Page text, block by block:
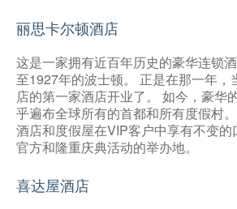
丽思卡尔顿酒店
这是一家拥有近百年历史的豪华连锁
至1927年的波士顿。 正是在那一年，
店的第一家酒店开业了。 如今，豪华
乎遍布全球所有的首都和所有度假村
酒店和度假屋在VIP客户中享有不变
官方和隆重庆典活动的举办地。
喜达屋酒店